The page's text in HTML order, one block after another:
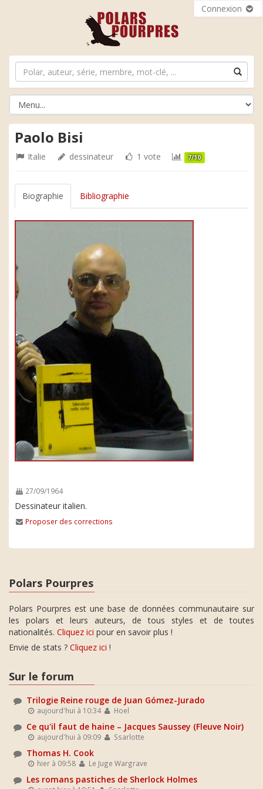
Connexion
Paolo Bisi
Italie dessinateur 1 vote 7/10
Biographie Bibliographie
27/09/1964
Dessinateur italien.
Proposer des corrections
Polars Pourpres
Polars Pourpres est une base de données communautaire sur
les polars et leurs auteurs, de tous styles et de toutes
nationalités. Cliquez ici pour en savoir plus !
Envie de stats ? Cliquez ici !
Sur le forum
Trilogie Reine rouge de Juan Gómez-Jurado
aujourd'hui à 10:34 Hoel
Ce qu'il faut de haine – Jacques Saussey (Fleuve Noir)
aujourd'hui à 09:09 Ssarlotte
Thomas H. Cook
hier à 09:58 Le Juge Wargrave
Les romans pastiches de Sherlock Holmes